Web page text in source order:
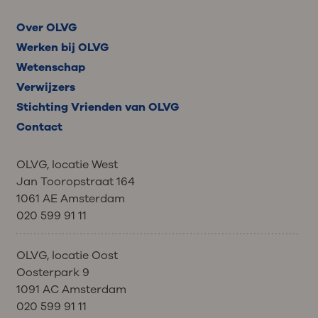
Over OLVG
Werken bij OLVG
Wetenschap
Verwijzers
Stichting Vrienden van OLVG
Contact
OLVG, locatie West
Jan Tooropstraat 164
1061 AE Amsterdam
020 599 91 11
OLVG, locatie Oost
Oosterpark 9
1091 AC Amsterdam
020 599 91 11